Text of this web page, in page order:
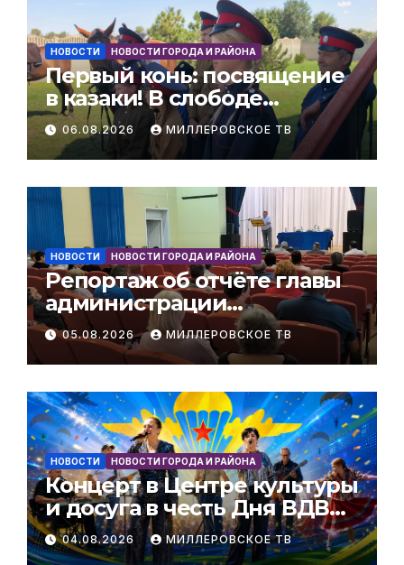
НОВОСТИ НОВОСТИ ГОРОДА И РАЙОНА
Первый конь: посвящение
в казаки! В слободе
Никольская прошёл
очередной казачий обряд.
06.08.2026 МИЛЛЕРОВСКОЕ ТВ
НОВОСТИ НОВОСТИ ГОРОДА И РАЙОНА
Репортаж об отчёте главы
администрации
Мальчевского сельского
поселения за 1 полугодие
2026 года
05.08.2026 МИЛЛЕРОВСКОЕ ТВ
НОВОСТИ НОВОСТИ ГОРОДА И РАЙОНА
Концерт в Центре культуры
и досуга в честь Дня ВДВ
РФ04.08.2026 МИЛЛЕРОВСКОЕ ТВ